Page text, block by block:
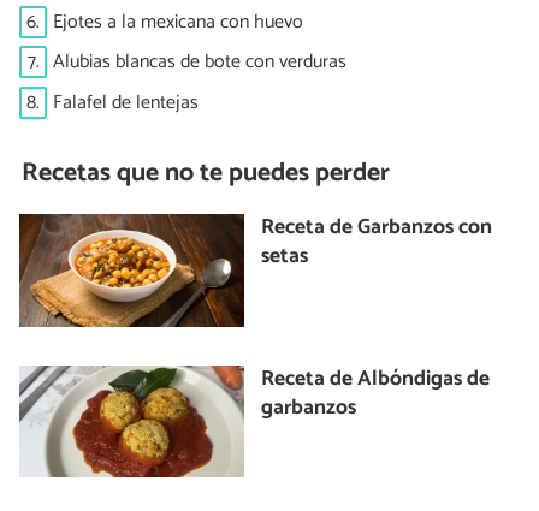
6. Ejotes a la mexicana con huevo
7. Alubias blancas de bote con verduras
8. Falafel de lentejas
Recetas que no te puedes perder
Receta de Garbanzos con
setas
Receta de Albóndigas de
garbanzos